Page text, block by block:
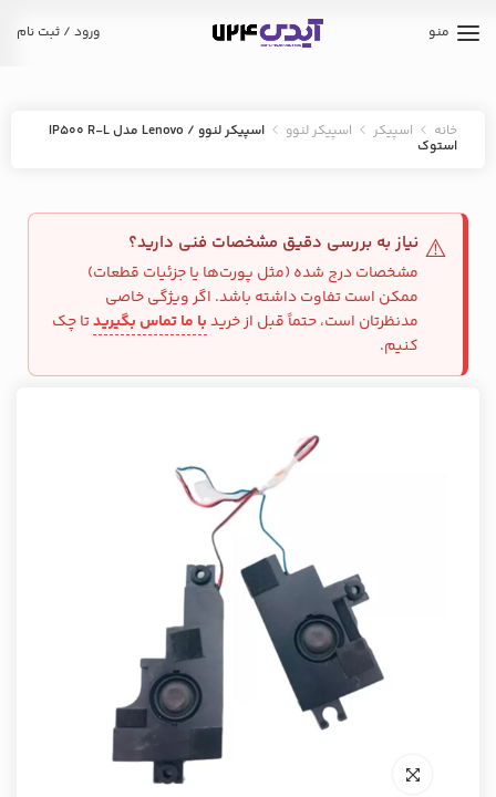
منو ورود / ثبت نام
خانه اسپیکر اسپیکر لنوو اسپیکر لنوو / Lenovo مدل IP500 R-L
استوک
⚠️ نیاز به بررسی دقیق مشخصات فنی دارید؟
مشخصات درج شده (مثل پورت‌ها یا جزئیات قطعات)
ممکن است تفاوت داشته باشد. اگر ویژگی خاصی
مدنظرتان است، حتماً قبل از خریدبا ما تماس بگیریدتا چک
کنیم.